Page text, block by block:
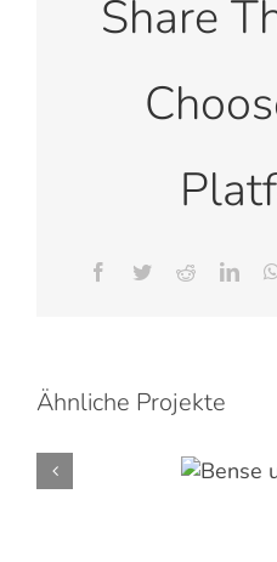
Share
Facebook
TwitterReddit
Ähnliche Projekte